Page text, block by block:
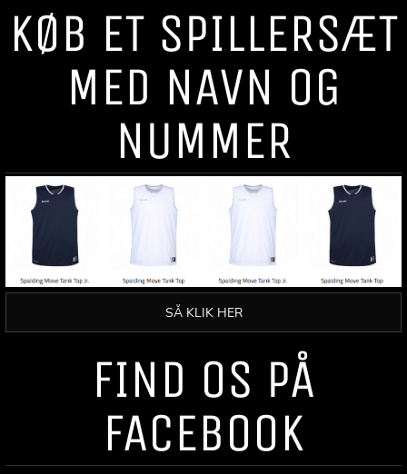
KØB ET SPILLERSÆT
MED NAVN OG
NUMMER
SÅ KLIK HER
FIND OS PÅ
FACEBOOK